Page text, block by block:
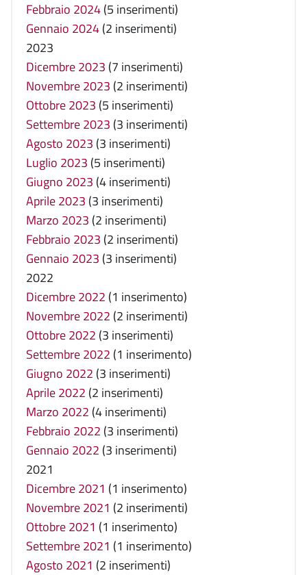
Febbraio 2024(5 inserimenti)
Gennaio 2024(2 inserimenti)
2023
Dicembre 2023 (7 inserimenti)
Novembre 2023 (2 inserimenti)
Ottobre 2023 (5 inserimenti)
Settembre 2023 (3 inserimenti)
Agosto 2023 (3 inserimenti)
Luglio 2023 (5 inserimenti)
Giugno 2023 (4 inserimenti)
Aprile 2023 (3 inserimenti)
Marzo 2023 (2 inserimenti)
Febbraio 2023 (2 inserimenti)
Gennaio 2023 (3 inserimenti)
2022
Dicembre 2022 (1 inserimento)
Novembre 2022 (2 inserimenti)
Ottobre 2022 (3 inserimenti)
Settembre 2022 (1 inserimento)
Giugno 2022 (3 inserimenti)
Aprile 2022 (2 inserimenti)
Marzo 2022 (4 inserimenti)
Febbraio 2022 (3 inserimenti)
Gennaio 2022 (3 inserimenti)
2021
Dicembre 2021 (1 inserimento)
Novembre 2021 (2 inserimenti)
Ottobre 2021 (1 inserimento)
Settembre 2021 (1 inserimento)
Agosto 2021 (2 inserimenti)